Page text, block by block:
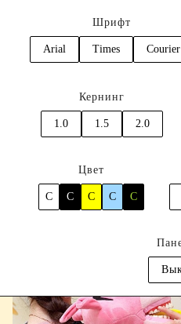
Шрифт
Arial Times Courier
Кернинг
1.0 1.5 2.0
Цвет
C C C C C
Главная
Услуги
Профилактика болезней
Обучение гигиене полости